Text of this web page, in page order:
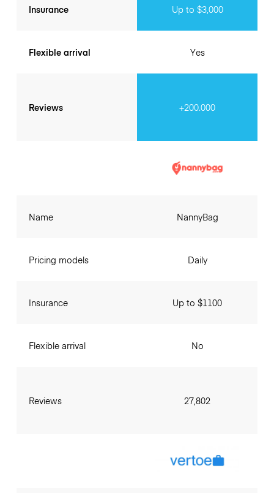
Insurance
Flexible arrival
Reviews
Up to $3,000
Yes
+200.000
Name
Pricing models
Insurance
Flexible arrival
Reviews
NannyBag
Daily
Up to $1100
No
27,802